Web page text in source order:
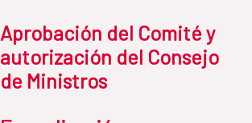
Aprobación del Comité y
autorización del Consejo
de Ministros